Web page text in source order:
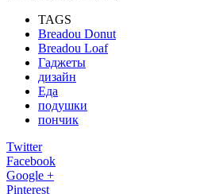
TAGS
Breadou Donut
Breadou Loaf
Гаджеты
дизайн
Еда
подушки
пончик
Twitter
Facebook
Google +
Pinterest